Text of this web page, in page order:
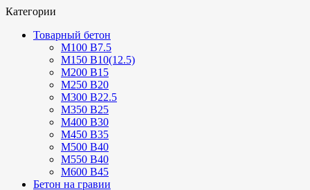
Категории
Товарный бетон
М100 В7.5
М150 В10(12.5)
М200 В15
М250 В20
М300 В22.5
М350 В25
М400 В30
М450 В35
М500 В40
М550 В40
М600 В45
Бетон на гравии